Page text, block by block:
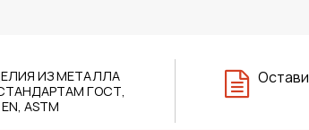
ИЗ МЕТАЛЛА
ГОСТ,
ASTM